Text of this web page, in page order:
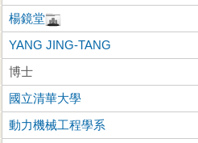
楊鏡堂
YANG JING-TANG
博士
國立清華大學
動力機械工程學系